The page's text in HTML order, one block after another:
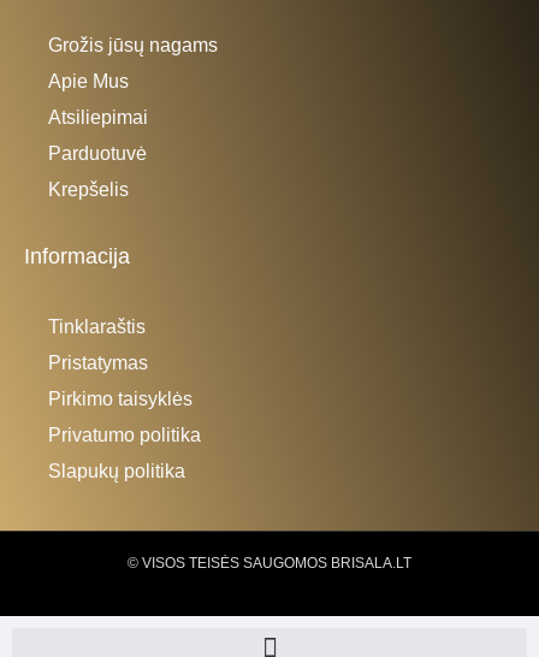
Grožis jūsų nagams
Apie Mus
Atsiliepimai
Parduotuvė
Krepšelis
Informacija
Tinklaraštis
Pristatymas
Pirkimo taisyklės
Privatumo politika
Slapukų politika
© VISOS TEISĖS SAUGOMOS BRISALA.LT